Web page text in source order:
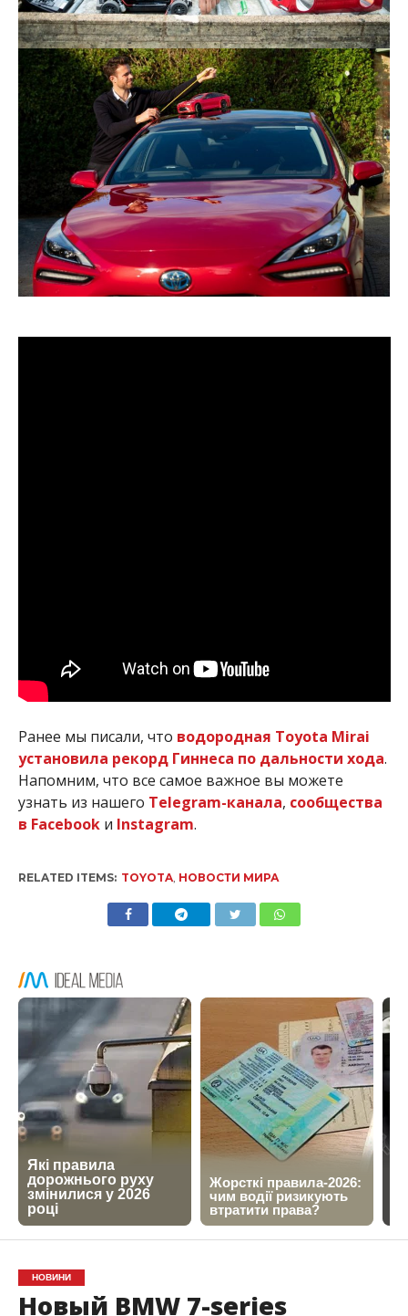
Ранее мы писали, что водородная Toyota Mirai
установила рекорд Гиннеса по дальности хода.
Напомним, что все самое важное вы можете
узнать из нашего Telegram-канала, сообщества
в Facebookи Instagram.
RELATED ITEMS: TOYOTA, НОВОСТИ МИРА
НОВИНИ
Новый BMW 7-series